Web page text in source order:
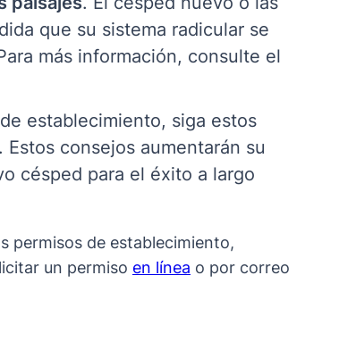
que su sistema radicular se
más información, consulte el
establecimiento, siga estos
consejos aumentarán su
césped para el éxito a largo
permisos de establecimiento,
un permiso en línea o por correo